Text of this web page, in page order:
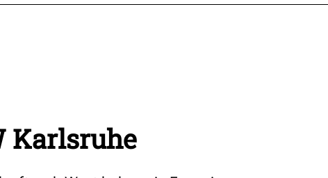
Karlsruhe